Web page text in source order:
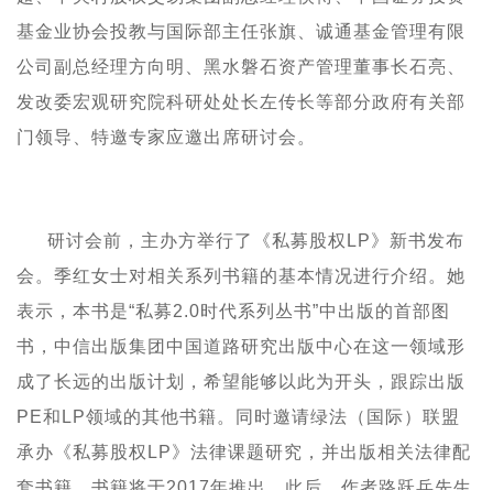
基金业协会投教与国际部主任张旗、诚通基金管理有限
公司副总经理方向明、黑水磐石资产管理董事长石亮、
发改委宏观研究院科研处处长左传长等部分政府有关部
门领导、特邀专家应邀出席研讨会。
研讨会前，主办方举行了《私募股权 LP》新书发布
会。季红女士对相关系列书籍的基本情况进行介绍。她
表示，本书是“私募2.0时代系列丛书”中出版的首部图
书，中信出版集团中国道路研究出版中心在这一领域形
成了长远的出版计划，希望能够以此为开头，跟踪出版
PE和 LP领域的其他书籍。同时邀请绿法（国际）联盟
承办《私募股权 LP》法律课题研究，并出版相关法律配